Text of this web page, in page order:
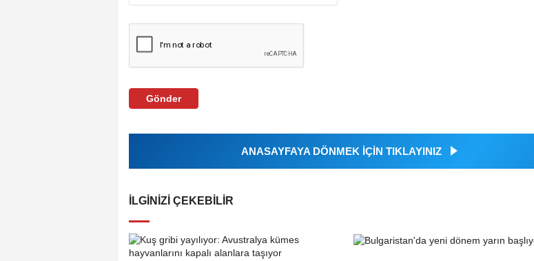
Gönder
ANASAYFAYA DÖNMEK İÇİN TIKLAYINIZ
İLGINIZI ÇEKEBILIR